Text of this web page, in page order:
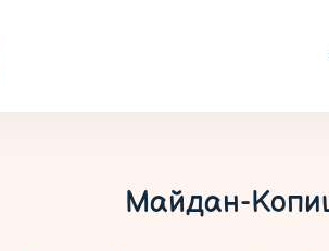
Майдан-